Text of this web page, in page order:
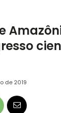
de 2019